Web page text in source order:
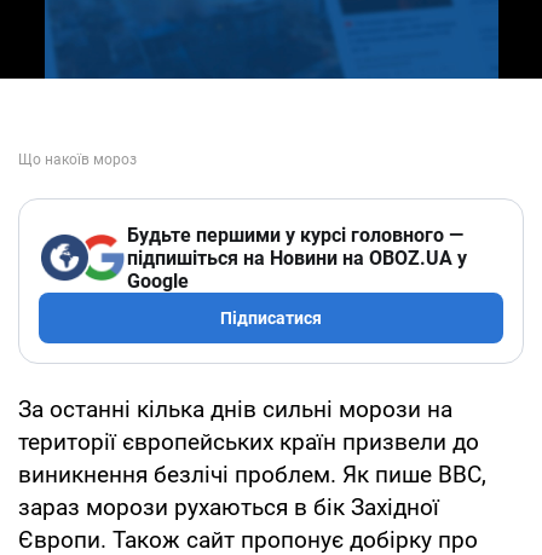
Будьте першими у курсі головного —
підпишіться на Новини на OBOZ.UA у
Google
Підписатися
За останні кілька днів сильні морози на
території європейських країн призвели до
виникнення безлічі проблем. Як пише ВВС,
зараз морози рухаються в бік Західної
Європи. Також сайт пропонує добірку про